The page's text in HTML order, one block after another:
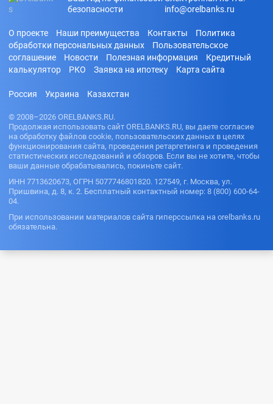
безопасности
info@orelbanks.ru
О проекте Наши преимущества Контакты
Политика
обработки персональных данных
Пользовательское
соглашение
Новости Полезная информация
Кредитный
калькулятор
РКО Заявка на ипотеку Карта сайта
Россия Украина Казахстан
© 2008–2026 ORELBANKS.RU.
Продолжая использовать сайт ORELBANKS.RU, вы даете согласие
на обработку файлов cookie, пользовательских данных в целях
функционирования сайта, проведения ретаргетинга и проведения
статистических исследований и обзоров. Если вы не хотите, чтобы
ваши данные обрабатывались, покиньте сайт.
ИНН 7713620673, ОГРН 5077746801820. 127549, г. Москва, ул.
Пришвина, д. 8, к. 2. Бесплатный контактный номер: 8 (800) 600-64-
04.
При использовании материалов сайта гиперссылка на orelbanks.ru
обязательна.